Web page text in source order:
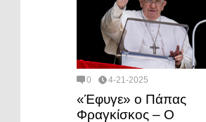
0 4-21-2025
«Έφυγε» ο Πάπας
Φραγκίσκος – Ο